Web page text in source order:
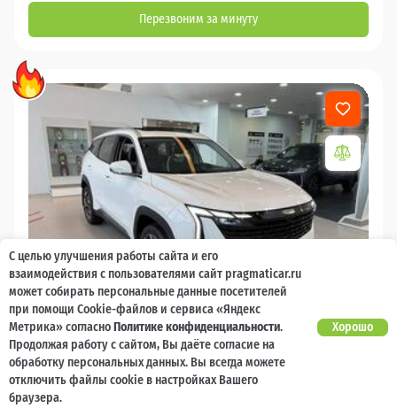
Перезвоним за минуту
GEELY Atlas
2026
С целью улучшения работы сайта и его
взаимодействия с пользователями сайт pragmaticar.ru
может собирать персональные данные посетителей
при помощи Cookie-файлов и сервиса «Яндекс
Метрика» согласноПолитике конфиденциальности.
Продолжая работу с сайтом, Вы даёте согласие на
обработку персональных данных. Вы всегда можете
отключить файлы cookie в настройках Вашего
браузера.
Хорошо